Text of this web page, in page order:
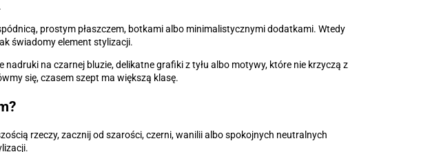
prostym płaszczem, botkami albo minimalistycznymi dodatkami. Wtedy
świadomy element stylizacji.
na czarnej bluzie, delikatne grafiki z tyłu albo motywy, które nie krzyczą z
się, czasem szept ma większą klasę.
rzeczy, zacznij od szarości, czerni, wanilii albo spokojnych neutralnych